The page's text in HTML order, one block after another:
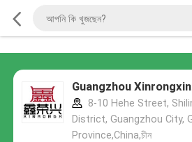
Guangzhou
8-10 Hehe Street,
District, Guangzhou City,
Province,China,চীন